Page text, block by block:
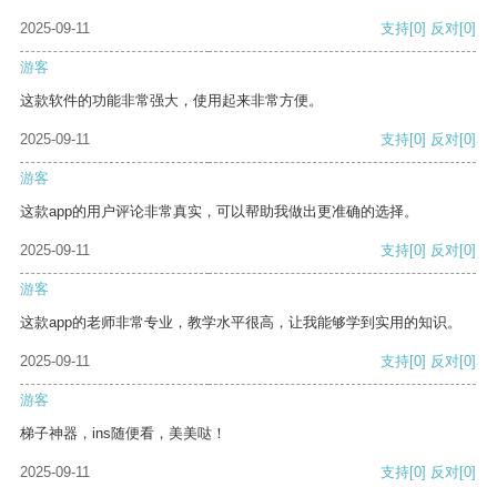
2025-09-11 支持[0] 反对[0]
游客
这款软件的功能非常强大，使用起来非常方便。
2025-09-11 支持[0] 反对[0]
游客
这款app的用户评论非常真实，可以帮助我做出更准确的选择。
2025-09-11 支持[0] 反对[0]
游客
这款app的老师非常专业，教学水平很高，让我能够学到实用的知识。
2025-09-11 支持[0] 反对[0]
游客
梯子神器，ins随便看，美美哒！
2025-09-11 支持[0] 反对[0]